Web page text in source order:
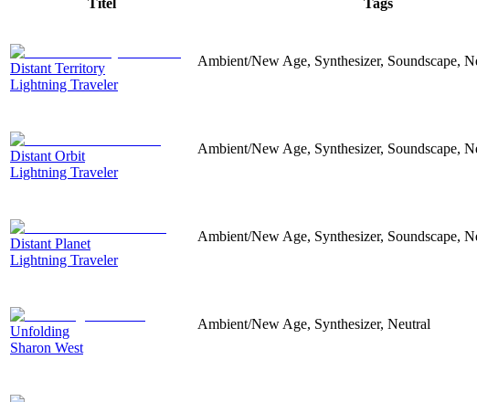
Distant Territory
Lightning Traveler
Ambient/New Age, Synthesizer, Soundscape,
Distant Orbit
Lightning Traveler
Ambient/New Age, Synthesizer, Soundscape,
Distant Planet
Lightning Traveler
Ambient/New Age, Synthesizer, Soundscape,
Unfolding
Sharon West
Ambient/New Age, Synthesizer, Neutral